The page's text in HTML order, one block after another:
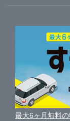
ガリバー富士宮
ガリバー伊東店
磐田市
藤枝市
静岡県
三重県
中古車人気ラ
自動車ローン
ガリバーの自
車買い替えの
ガリバーの査
車を売る時よ
便利な査定サ
中古車買取相
車の個人売買
新車・中古車
車の燃費を調
車種別クチコミ
車比較サイト
サイトマップ
サイトの使用
利用規約
最大6ヶ月無料の